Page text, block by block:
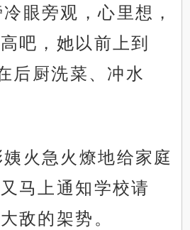
眼旁观，心里想，
吧，她以前上到
后厨洗菜、冲水
火急火燎地给家庭
马上通知学校请
敌的架势。